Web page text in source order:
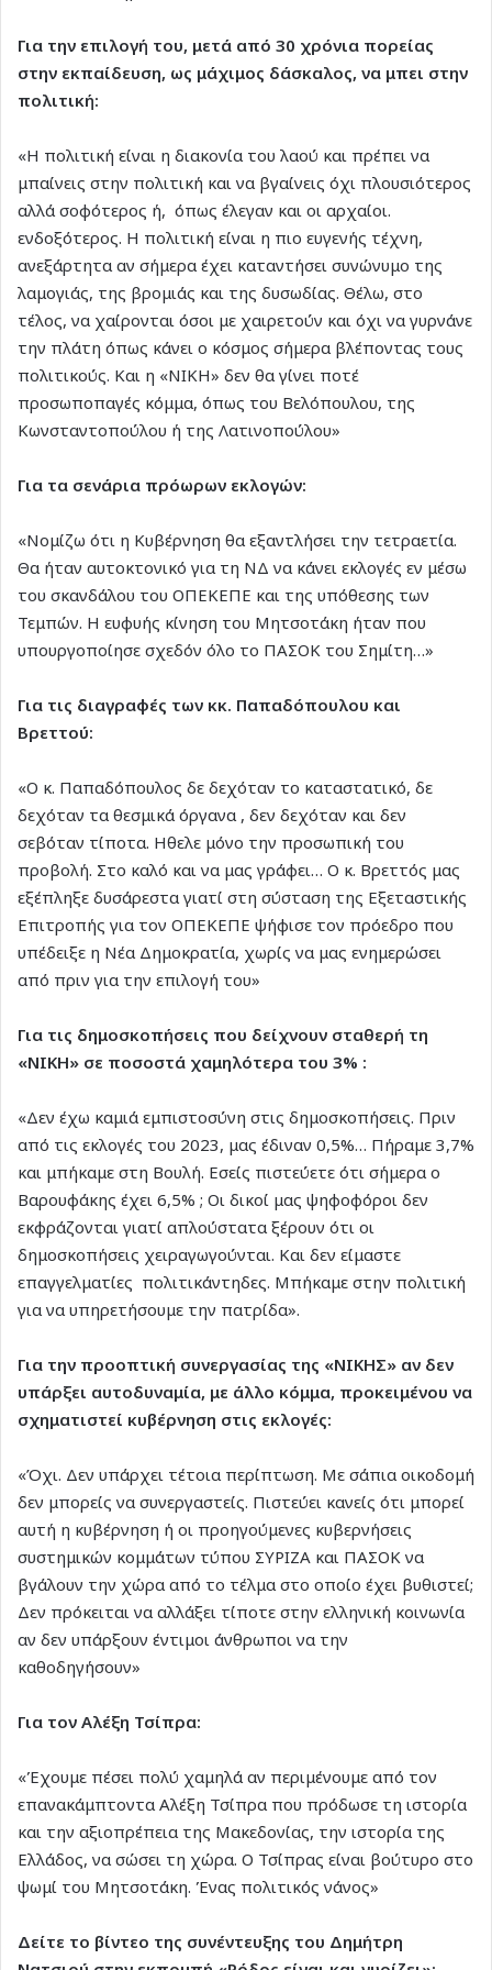
Για την επιλογή του, μετά από 30 χρόνια πορείας
στην εκπαίδευση, ως μάχιμος δάσκαλος, να μπει στην
πολιτική:
«Η πολιτική είναι η διακονία του λαού και πρέπει να
μπαίνεις στην πολιτική και να βγαίνεις όχι πλουσιότερος
αλλά σοφότερος ή, όπως έλεγαν και οι αρχαίοι.
ενδοξότερος. Η πολιτική είναι η πιο ευγενής τέχνη,
ανεξάρτητα αν σήμερα έχει καταντήσει συνώνυμο της
λαμογιάς, της βρομιάς και της δυσωδίας. Θέλω, στο
τέλος, να χαίρονται όσοι με χαιρετούν και όχι να γυρνάνε
την πλάτη όπως κάνει ο κόσμος σήμερα βλέποντας τους
πολιτικούς. Και η «ΝΙΚΗ» δεν θα γίνει ποτέ
προσωποπαγές κόμμα, όπως του Βελόπουλου, της
Κωνσταντοπούλου ή της Λατινοπούλου»
Για τα σενάρια πρόωρων εκλογών:
«Νομίζω ότι η Κυβέρνηση θα εξαντλήσει την τετραετία.
Θα ήταν αυτοκτονικό για τη ΝΔ να κάνει εκλογές εν μέσω
του σκανδάλου του ΟΠΕΚΕΠΕ και της υπόθεσης των
Τεμπών. Η ευφυής κίνηση του Μητσοτάκη ήταν που
υπουργοποίησε σχεδόν όλο το ΠΑΣΟΚ του Σημίτη…»
Για τις διαγραφές των κκ. Παπαδόπουλου και
Βρεττού:
«Ο κ. Παπαδόπουλος δε δεχόταν το καταστατικό, δε
δεχόταν τα θεσμικά όργανα , δεν δεχόταν και δεν
σεβόταν τίποτα. Ηθελε μόνο την προσωπική του
προβολή. Στο καλό και να μας γράφει… Ο κ. Βρεττός μας
εξέπληξε δυσάρεστα γιατί στη σύσταση της Εξεταστικής
Επιτροπής για τον ΟΠΕΚΕΠΕ ψήφισε τον πρόεδρο που
υπέδειξε η Νέα Δημοκρατία, χωρίς να μας ενημερώσει
από πριν για την επιλογή του»
Για τις δημοσκοπήσεις που δείχνουν σταθερή τη
«ΝΙΚΗ» σε ποσοστά χαμηλότερα του 3% :
«Δεν έχω καμιά εμπιστοσύνη στις δημοσκοπήσεις. Πριν
από τις εκλογές του 2023, μας έδιναν 0,5%… Πήραμε 3,7%
και μπήκαμε στη Βουλή. Εσείς πιστεύετε ότι σήμερα ο
Βαρουφάκης έχει 6,5% ; Οι δικοί μας ψηφοφόροι δεν
εκφράζονται γιατί απλούστατα ξέρουν ότι οι
δημοσκοπήσεις χειραγωγούνται. Και δεν είμαστε
επαγγελματίες πολιτικάντηδες. Μπήκαμε στην πολιτική
για να υπηρετήσουμε την πατρίδα».
Για την προοπτική συνεργασίας της «ΝΙΚΗΣ» αν δεν
υπάρξει αυτοδυναμία, με άλλο κόμμα, προκειμένου να
σχηματιστεί κυβέρνηση στις εκλογές:
«Όχι. Δεν υπάρχει τέτοια περίπτωση. Με σάπια οικοδομή
δεν μπορείς να συνεργαστείς. Πιστεύει κανείς ότι μπορεί
αυτή η κυβέρνηση ή οι προηγούμενες κυβερνήσεις
συστημικών κομμάτων τύπου ΣΥΡΙΖΑ και ΠΑΣΟΚ να
βγάλουν την χώρα από το τέλμα στο οποίο έχει βυθιστεί;
Δεν πρόκειται να αλλάξει τίποτε στην ελληνική κοινωνία
αν δεν υπάρξουν έντιμοι άνθρωποι να την
καθοδηγήσουν»
Για τον Αλέξη Τσίπρα:
«Έχουμε πέσει πολύ χαμηλά αν περιμένουμε από τον
επανακάμπτοντα Αλέξη Τσίπρα που πρόδωσε τη ιστορία
και την αξιοπρέπεια της Μακεδονίας, την ιστορία της
Ελλάδος, να σώσει τη χώρα. Ο Τσίπρας είναι βούτυρο στο
ψωμί του Μητσοτάκη. Ένας πολιτικός νάνος»
Δείτε το βίντεο της συνέντευξης του Δημήτρη